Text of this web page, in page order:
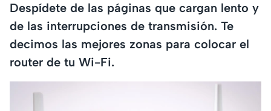
Despídete de las páginas que cargan lento y
de las interrupciones de transmisión. Te
decimos las mejores zonas para colocar el
router de tu Wi-Fi.